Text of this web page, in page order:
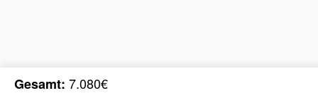
Gesamt: 7.080€